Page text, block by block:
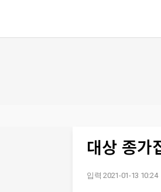
대상 종가
입력 2021-01-13 10:24